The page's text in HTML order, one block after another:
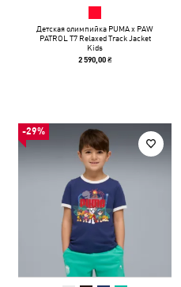
Детская олимпийка PUMA x PAW
PATROL T7 Relaxed Track Jacket
Kids
2 590,00 ₴
-29%